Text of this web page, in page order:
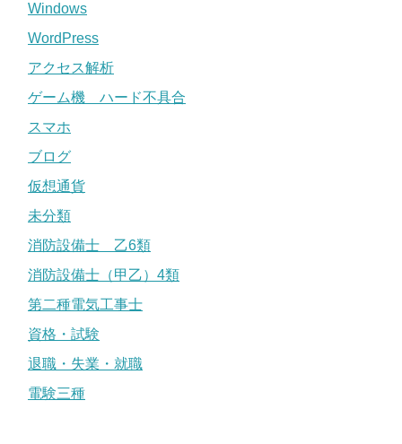
Windows
WordPress
アクセス解析
ゲーム機 ハード不具合
スマホ
ブログ
仮想通貨
未分類
消防設備士 乙6類
消防設備士（甲乙）4類
第二種電気工事士
資格・試験
退職・失業・就職
電験三種